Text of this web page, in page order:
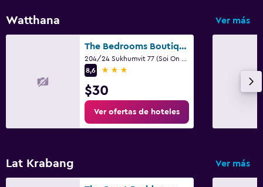
Masajes
Salud y seguridad
Cámaras CCTV en zonas comunes
Botiquín de primeros auxilios
Watthana Ver más
The Bedrooms Boutique Hotel Bangkok
8,6
3 estrellas
$30
Ver ofertas de hoteles
Lat Krabang Ver más